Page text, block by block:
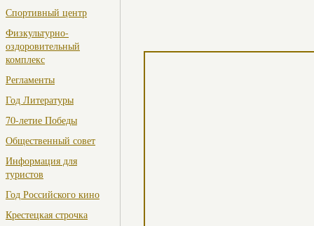
Спортивный центр
Физкультурно-
оздоровительный
комплекс
Регламенты
Год Литературы
70-летие Победы
Общественный совет
Информация для
туристов
Год Российского кино
Крестецкая строчка